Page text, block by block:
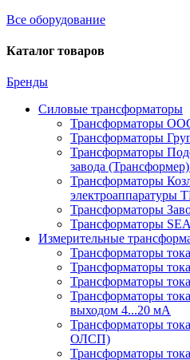
Все оборудование
Каталог товаров
Бренды
Силовые трансформаторы
Трансформаторы
Трансформаторы
Трансформаторы
завода
Трансформаторы
электроаппаратуры
Трансформаторы
Трансформаторы SEA
Измерительные
Трансформаторы
Трансформаторы
Трансформаторы
Трансформаторы
выходом 4...20 мА
Трансформаторы
ОЛСП)
Трансформаторы